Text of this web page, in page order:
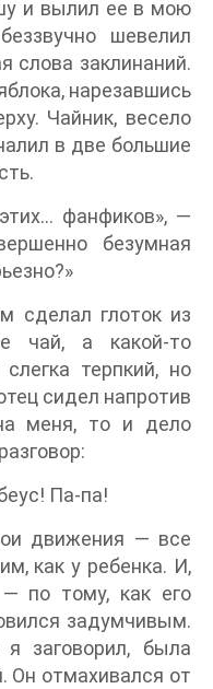
и вылил ее в мою
шевелил
слова заклинаний.
нарезавшись
Чайник, весело
в две большие
фанфиков», —
безумная
сделал глоток из
чай, а какой-то
терпкий, но
сидел напротив
меня, то и дело
Па-па!
движения — все
как у ребенка. И,
по тому, как его
задумчивым.
заговорил, была
Он отмахивался от